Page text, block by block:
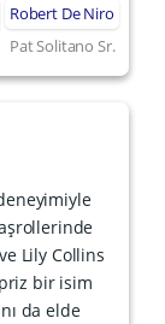
Robert De Niro
Pat Solitano Sr.
Lily Collins
bir isim
da elde